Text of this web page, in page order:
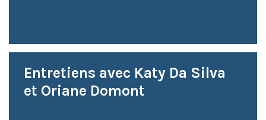
Entretiens avec Katy Da Silva
et Oriane Domont